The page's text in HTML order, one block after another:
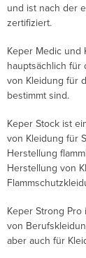
und ist nach der
zertifiziert.
Keper Medic und
hauptsächlich für
von Kleidung für
bestimmt sind.
Keper Stock ist
von Kleidung für
Herstellung
Herstellung von
Keper Strong
von
aber auch für